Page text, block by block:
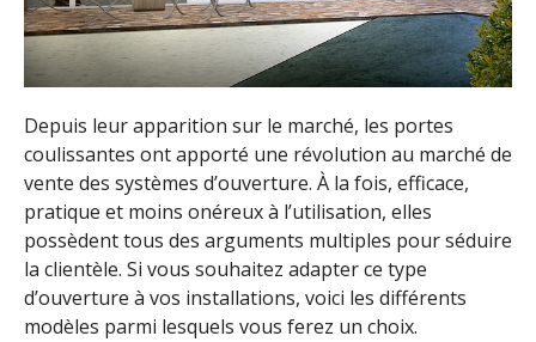
Depuis leur apparition sur le marché, les portes
coulissantes ont apporté une révolution au marché de
vente des systèmes d’ouverture. À la fois, efficace,
pratique et moins onéreux à l’utilisation, elles
possèdent tous des arguments multiples pour séduire
la clientèle. Si vous souhaitez adapter ce type
d’ouverture à vos installations, voici les différents
modèles parmi lesquels vous ferez un choix.